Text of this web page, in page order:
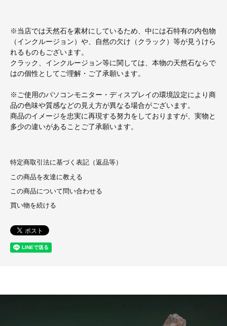
※当店では天然石を素材にしているため、中には石特有の内包物
（インクルージョン）や、自然の欠け（クラック）等が見うけら
れるものもございます。
クラック、インクルージョン等に関しては、本物の天然石ならで
はの個性としてご理解・ご了承願います。
※ご使用のパソコンモニター・ディスプレイの環境設定により商
品の色味や質感などの見え方が異なる場合がございます。
商品のイメージを忠実に再現する努力をしておりますが、実物と
多少の違いがあることご了承願います。
特定商取引法に基づく表記（返品等）
この商品を友達に教える
この商品について問い合わせる
買い物を続ける